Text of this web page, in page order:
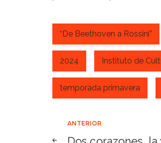
“De Beethoven a Rossini”
2024 Instituto de
temporada primavera
ANTERIOR